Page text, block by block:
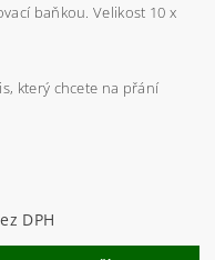
baňkou. Velikost 10 x
který chcete na přání
Kč bez DPH